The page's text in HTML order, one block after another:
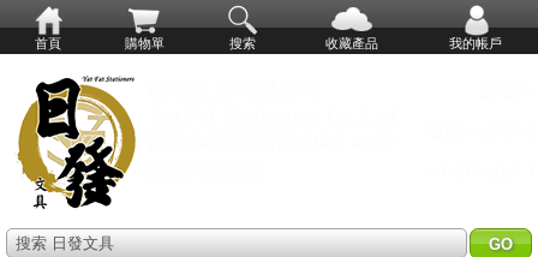
首頁 購物單 搜索 收藏產品 我的帳戶
搜索 日發文具